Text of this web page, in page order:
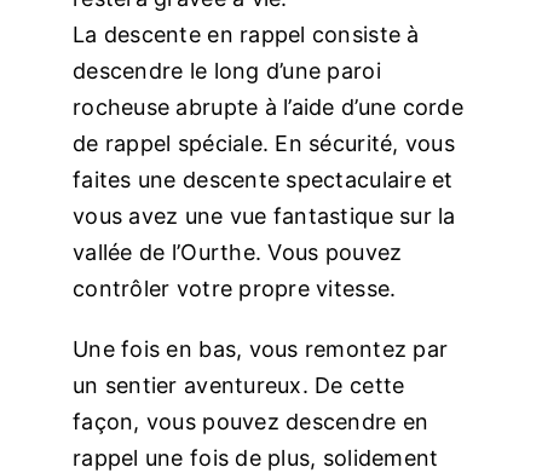
La descente en rappel consiste à
descendre le long d’une paroi
rocheuse abrupte à l’aide d’une corde
de rappel spéciale. En sécurité, vous
faites une descente spectaculaire et
vous avez une vue fantastique sur la
vallée de l’Ourthe. Vous pouvez
contrôler votre propre vitesse.
Une fois en bas, vous remontez par
un sentier aventureux. De cette
façon, vous pouvez descendre en
rappel une fois de plus, solidement